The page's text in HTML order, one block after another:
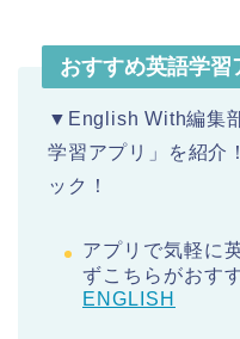
おすすめ英語学習
▼English With編集
学習アプリ」を紹介
ック！
アプリで気軽に
ずこちらがおす
ENGLISH